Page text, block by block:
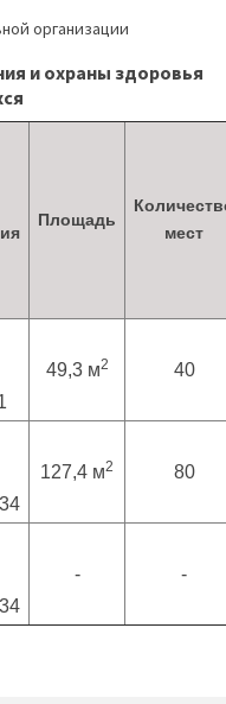
организации
и охраны здоровья
Площадь
мест
49,3 м2 40
127,4 м2 80
- -